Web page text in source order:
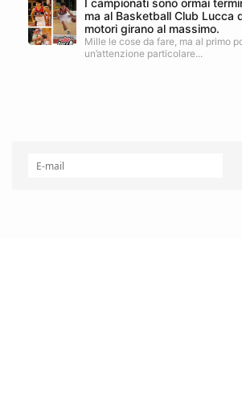
I campionati sono ormai
ma al Basketball Club Lucca
motori girano al massimo.
Mille le cose da fare, ma al primo
un’attenzione particolare...